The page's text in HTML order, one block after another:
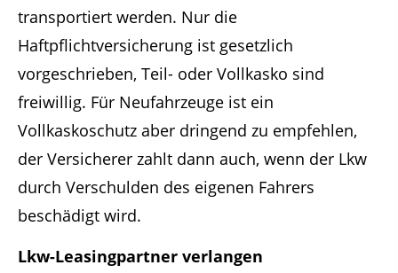
transportiert werden. Nur die
Haftpflichtversicherung ist gesetzlich
vorgeschrieben, Teil- oder Vollkasko sind
freiwillig. Für Neufahrzeuge ist ein
Vollkaskoschutz aber dringend zu empfehlen,
der Versicherer zahlt dann auch, wenn der Lkw
durch Verschulden des eigenen Fahrers
beschädigt wird.
Lkw-Leasingpartner verlangen